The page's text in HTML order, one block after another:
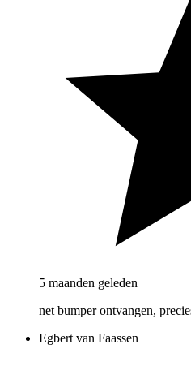
5 maanden geleden
net bumper ontvangen,
Egbert van Faassen